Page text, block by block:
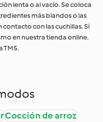
lenta o al vacío. Se coloca
más blandos o las
con las cuchillas. Si
en nuestra tienda online.
TM5.
Cocción de arroz